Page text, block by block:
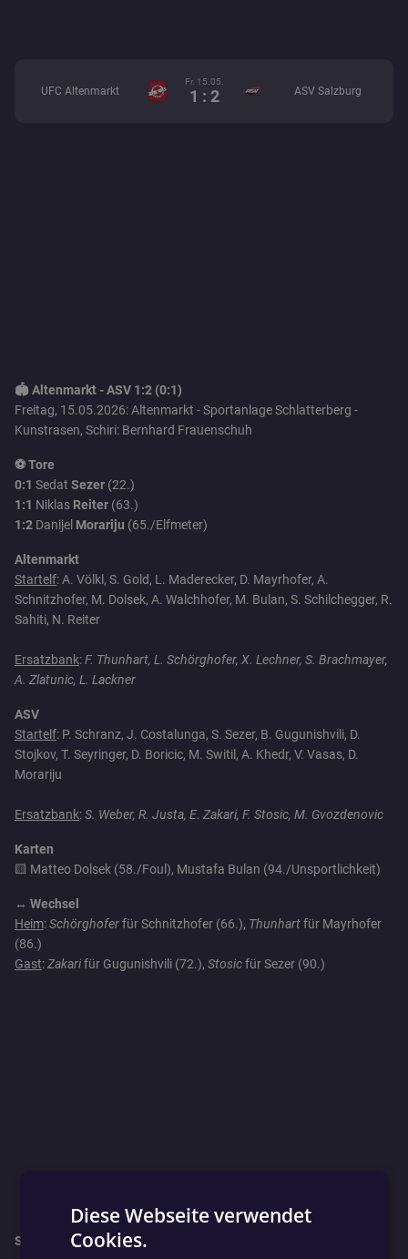
UFC Altenmarkt
Fr. 15.05.
1 : 2 ASV Salzburg
🏟️ Altenmarkt - ASV 1:2 (0:1)
Freitag, 15.05.2026: Altenmarkt - Sportanlage Schlatterberg -
Kunstrasen, Schiri: Bernhard Frauenschuh
⚽ Tore
0:1 Sedat Sezer (22.)
1:1 Niklas Reiter (63.)
1:2 Danijel Morariju (65./Elfmeter)
Altenmarkt
Startelf: A. Völkl, S. Gold, L. Maderecker, D. Mayrhofer, A.
Schnitzhofer, M. Dolsek, A. Walchhofer, M. Bulan, S. Schilchegger, R.
Sahiti, N. Reiter
Ersatzbank:F. Thunhart, L. Schörghofer, X. Lechner, S. Brachmayer,
A. Zlatunic, L. Lackner
ASV
Startelf: P. Schranz, J. Costalunga, S. Sezer, B. Gugunishvili, D.
Stojkov, T. Seyringer, D. Boricic, M. Switil, A. Khedr, V. Vasas, D.
Morariju
Ersatzbank:S. Weber, R. Justa, E. Zakari, F. Stosic, M. Gvozdenovic
Karten
🟨 Matteo Dolsek (58./Foul), Mustafa Bulan (94./Unsportlichkeit)
↔️ Wechsel
Heim:Schörghoferfür Schnitzhofer (66.), Thunhartfür Mayrhofer
(86.)
Gast:Zakarifür Gugunishvili (72.), Stosicfür Sezer (90.)
So geht’s für beide Mannschaften weiter:
Diese Webseite verwendet
Cookies.